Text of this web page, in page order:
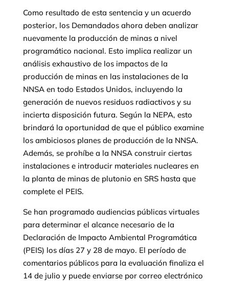
Como resultado de esta sentencia y un acuerdo
posterior, los Demandados ahora deben analizar
nuevamente la producción de minas a nivel
programático nacional. Esto implica realizar un
análisis exhaustivo de los impactos de la
producción de minas en las instalaciones de la
NNSA en todo Estados Unidos, incluyendo la
generación de nuevos residuos radiactivos y su
incierta disposición futura. Según la NEPA, esto
brindará la oportunidad de que el público examine
los ambiciosos planes de producción de la NNSA.
Además, se prohíbe a la NNSA construir ciertas
instalaciones e introducir materiales nucleares en
la planta de minas de plutonio en SRS hasta que
complete el PEIS.
Se han programado audiencias públicas virtuales
para determinar el alcance necesario de la
Declaración de Impacto Ambiental Programática
(PEIS) los días 27 y 28 de mayo. El período de
comentarios públicos para la evaluación finaliza el
14 de julio y puede enviarse por correo electrónico